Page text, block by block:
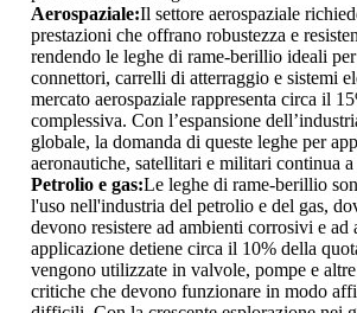
Aerospaziale:Il settore aerospaziale
prestazioni che offrano robustezza e
rendendo le leghe di rame-berillio ideali
connettori, carrelli di atterraggio e sistemi
mercato aerospaziale rappresenta circa il
complessiva. Con l’espansione
globale, la domanda di queste leghe per
aeronautiche, satellitari e militari continua a
Petrolio e gas:Le leghe di rame-berillio
l'uso nell'industria del petrolio e del gas,
devono resistere ad ambienti corrosivi e ad
applicazione detiene circa il 10% della
vengono utilizzate in valvole, pompe e
critiche che devono funzionare in modo